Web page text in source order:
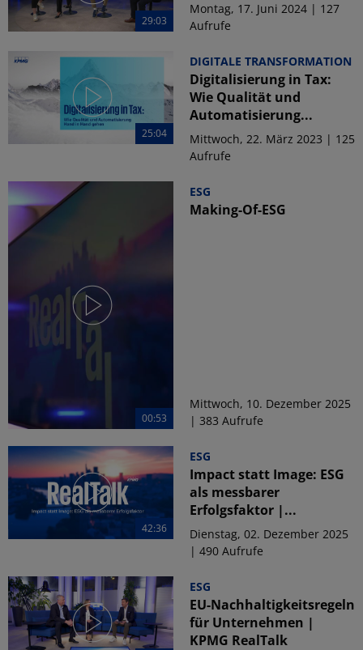
29:03
Montag, 17. Juni 2024 | 127
Aufrufe
25:04
DIGITALE TRANSFORMATION
Digitalisierung in Tax:
Wie Qualität und
Automatisierung...
Mittwoch, 22. März 2023 | 125
Aufrufe
00:53
ESG
Making-Of-ESG
Mittwoch, 10. Dezember 2025
| 383 Aufrufe
42:36
ESG
Impact statt Image: ESG
als messbarer
Erfolgsfaktor |...
Dienstag, 02. Dezember 2025
| 490 Aufrufe
ESG
EU-Nachhaltigkeitsregeln
für Unternehmen |
KPMG RealTalk